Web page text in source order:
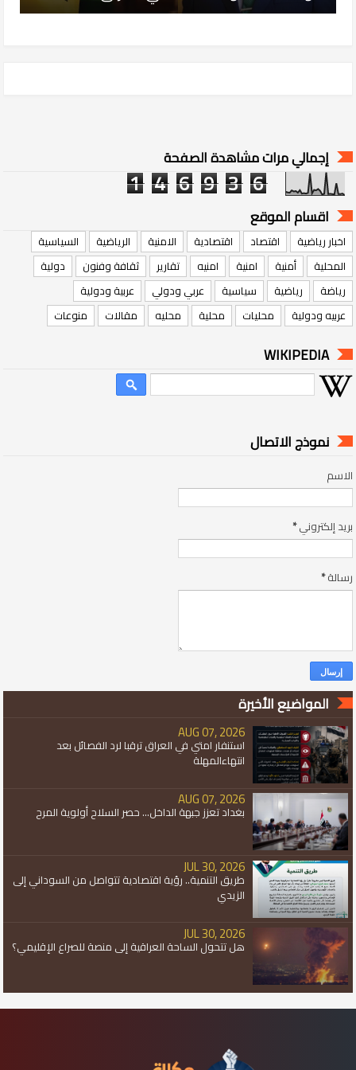
إجمالي مرات مشاهدة الصفحة
1 4 6 9 3 6
اقسام الموقع
اخبار رياضية اقتصاد اقتصادية الامنية الرياضية
السياسية
المحلية
أمنية امنية امنيه تقارير ثقافة وفنون
دولية
رياضة
رياضية سياسية عربي ودولي
عربية ودولية
عربيه ودولية
محليات محلية محليه مقالات منوعات
WIKIPEDIA
نموذج الاتصال
الاسم
بريد إلكتروني*
رسالة*
المواضيع الأخيرة
AUG 07, 2026
استنفار امتي في العراق ترقبا لرد الفصائل بعد
انتهاءالمهلة
AUG 07, 2026
بغداد تعزز جبهة الداخل... حصر السلاح أولوية المرح
JUL 30, 2026
طريق التنمية.. رؤية اقتصادية تتواصل من السوداني إلى
الزيدي
JUL 30, 2026
هل تتحول الساحة العراقية إلى منصة للصراع الإقليمي؟